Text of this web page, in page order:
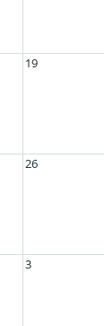
19
26
3